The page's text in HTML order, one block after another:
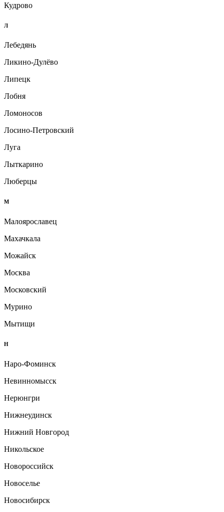
Кудрово
Л
Лебедянь
Ликино-Дулёво
Липецк
Лобня
Ломоносов
Лосино-Петровский
Луга
Лыткарино
Люберцы
М
Малоярославец
Махачкала
Можайск
Москва
Московский
Мурино
Мытищи
Н
Наро-Фоминск
Невинномысск
Нерюнгри
Нижнеудинск
Нижний Новгород
Никольское
Новороссийск
Новоселье
Новосибирск